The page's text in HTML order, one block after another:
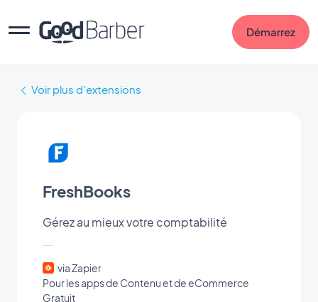
Démarrez
Voir plus d'extensions
FreshBooks
Gérez au mieux votre comptabilité
via Zapier
Pour les apps de Contenu et de eCommerce
Gratuit